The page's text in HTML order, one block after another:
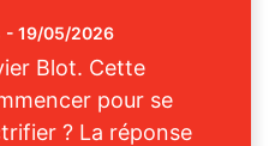
- 19/05/2026
Blot. Cette
pour se
? La réponse